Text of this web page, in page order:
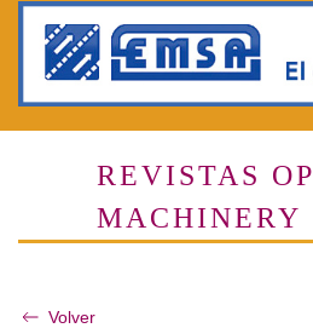
REVISTAS OP
MACHINERY
Volver